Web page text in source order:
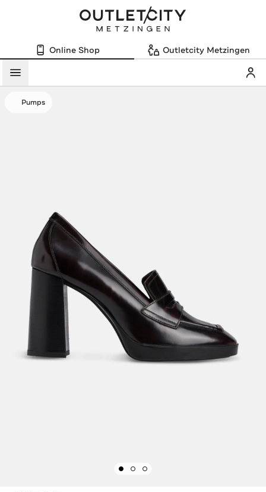
Online Shop Outletcity Metzingen
Menü
Pumps